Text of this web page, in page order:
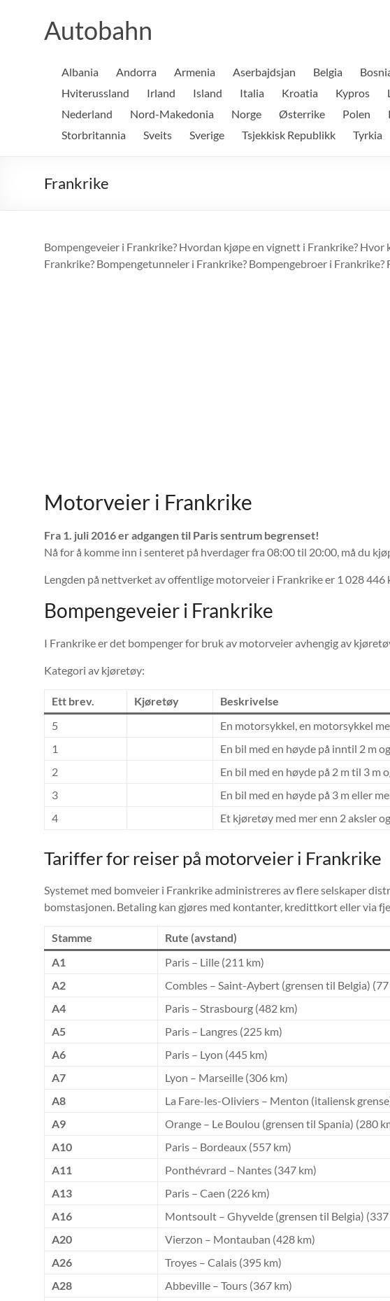
Autobahn
Albania Andorra Armenia Aserbajdsjan Belgia
Hviterussland
Irland Island Italia Kroatia Kypros
Nederland
Nord-Makedonia Norge Østerrike Polen
Storbritannia
Sveits Sverige Tsjekkisk Republikk Tyrkia
Frankrike
Bompengeveier i Frankrike? Hvordan kjøpe en vignett i Frankrike?
Frankrike? Bompengetunneler i Frankrike? Bompengebroer i
Motorveier i Frankrike
Fra 1. juli 2016 er adgangen til Paris sentrum begrenset!
Nå for å komme inn i senteret på hverdager fra 08:00 til 20:00, må du
Lengden på nettverket av offentlige motorveier i Frankrike er 1 028
Bompengeveier i Frankrike
I Frankrike er det bompenger for bruk av motorveier avhengig av
Kategori av kjøretøy:
Ett brev. Kjøretøy
Beskrivelse
5
En motorsykkel, en motorsykkel
1
En bil med en høyde på inntil 2 m
2
En bil med en høyde på 2 m til 3
3
En bil med en høyde på 3 m eller
4
Et kjøretøy med mer enn 2 aksler
Tariffer for reiser på motorveier i Frankrike
Systemet med bomveier i Frankrike administreres av flere selskaper
bomstasjonen. Betaling kan gjøres med kontanter, kredittkort eller via
Stamme Rute (avstand)
A1
Paris – Lille (211 km)
A2
Combles – Saint-Aybert (grensen til Belgia) (77
A4
Paris – Strasbourg (482 km)
A5
Paris – Langres (225 km)
A6
Paris – Lyon (445 km)
A7
Lyon – Marseille (306 km)
A8
La Fare-les-Oliviers – Menton (italiensk
A9
Orange – Le Boulou (grensen til Spania) (280
A10
Paris – Bordeaux (557 km)
A11
Ponthévrard – Nantes (347 km)
A13
Paris – Caen (226 km)
A16
Montsoult – Ghyvelde (grensen til Belgia) (337
A20
Vierzon – Montauban (428 km)
A26
Troyes – Calais (395 km)
A28
Abbeville – Tours (367 km)